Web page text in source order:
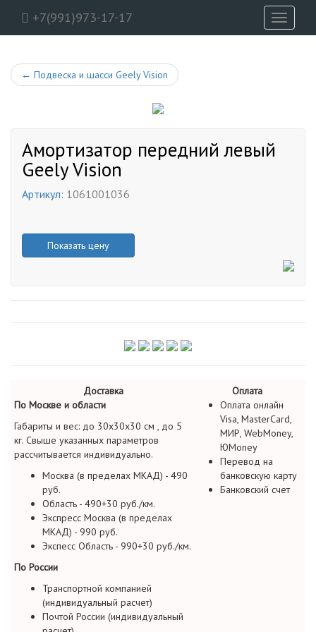
+7(991)973-17-17
Toggle
← Подвеска и шасси Geely Vision
Амортизатор передний левый
Geely Vision
Артикул: 1061001036
Показать цену
Доставка
Оплата
По Москве и области
Габариты и вес: до 30х30х30 см , до 5
кг. Свыше указанных параметров
рассчитывается индивидуально.
Москва (в пределах МКАД) - 490
руб.
Область - 490+30 руб./км.
Экспресс Москва (в пределах
МКАД) - 990 руб.
Экспесс Область - 990+30 руб./км.
По России
Транспортной компанией
(индивидуальный расчет)
Почтой России (индивидуальный
Оплата онлайн
Visa, MasterCard,
МИР, WebMoney,
ЮMoney
Перевод на
банковскую карту
Банковский счет